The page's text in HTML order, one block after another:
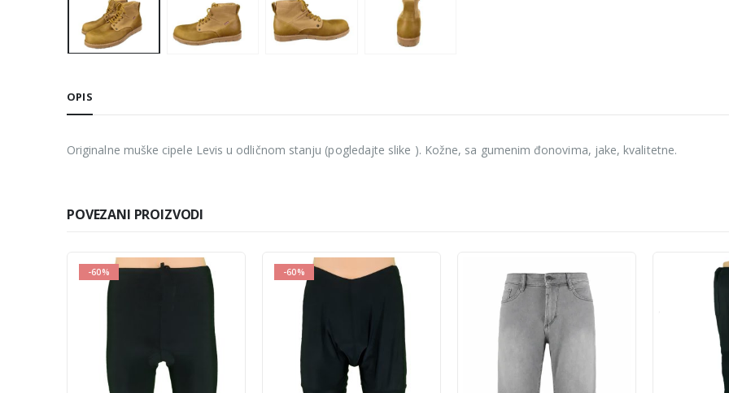
OPIS
Originalne muške cipele Levis u odličnom stanju (pogledajte slike ). Kožne, sa gumenim đonovima, jake, kvalitetne.
POVEZANI PROIZVODI
-60%